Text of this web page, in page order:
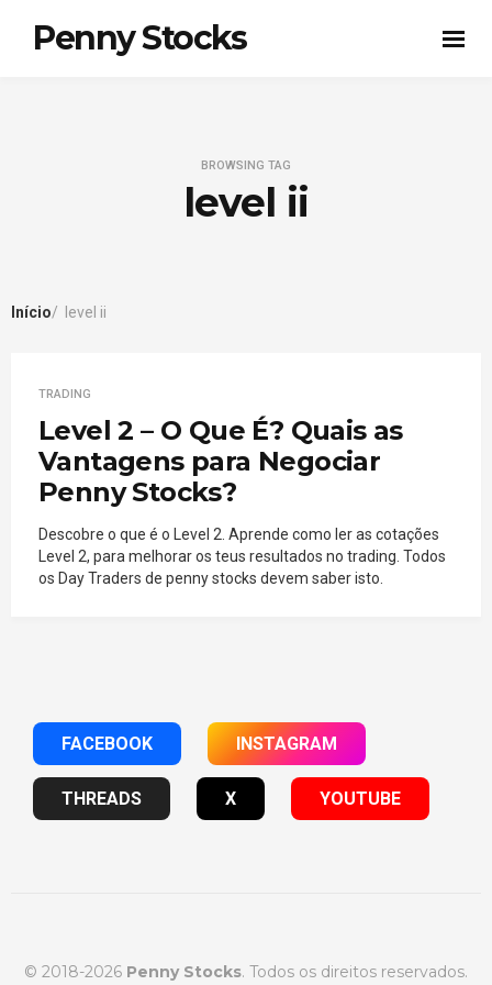
Penny Stocks
BROWSING TAG
level ii
Início level ii
TRADING
Level 2 – O Que É? Quais as
Vantagens para Negociar
Penny Stocks?
Descobre o que é o Level 2. Aprende como ler as cotações
Level 2, para melhorar os teus resultados no trading. Todos
os Day Traders de penny stocks devem saber isto.
FACEBOOK INSTAGRAM
THREADS X YOUTUBE
© 2018-2026 Penny Stocks. Todos os direitos reservados.